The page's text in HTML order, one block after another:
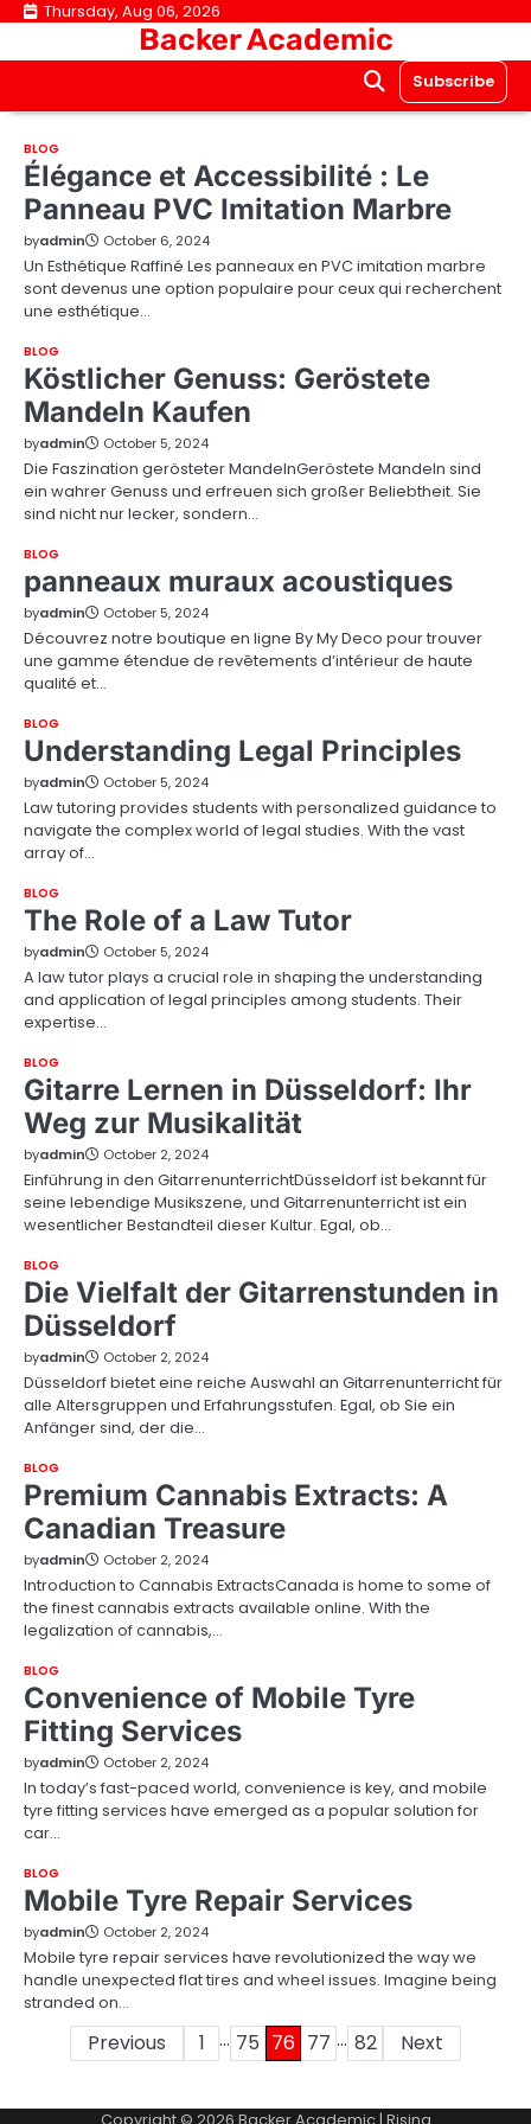
Skip
content
Thursday, Aug 06, 2026
Backer Academic
Subscribe
BLOG
Élégance et Accessibilité : Le
Panneau PVC Imitation Marbre
byadmin October 6, 2024
Un Esthétique Raffiné Les panneaux en PVC imitation marbre
sont devenus une option populaire pour ceux qui recherchent
une esthétique…
BLOG
Köstlicher Genuss: Geröstete
Mandeln Kaufen
byadmin October 5, 2024
Die Faszination gerösteter MandelnGeröstete Mandeln sind
ein wahrer Genuss und erfreuen sich großer Beliebtheit. Sie
sind nicht nur lecker, sondern…
BLOG
panneaux muraux acoustiques
byadmin October 5, 2024
Découvrez notre boutique en ligne By My Deco pour trouver
une gamme étendue de revêtements d’intérieur de haute
qualité et…
BLOG
Understanding Legal Principles
byadmin October 5, 2024
Law tutoring provides students with personalized guidance to
navigate the complex world of legal studies. With the vast
array of…
BLOG
The Role of a Law Tutor
byadmin October 5, 2024
A law tutor plays a crucial role in shaping the understanding
and application of legal principles among students. Their
expertise…
BLOG
Gitarre Lernen in Düsseldorf: Ihr
Weg zur Musikalität
byadmin October 2, 2024
Einführung in den GitarrenunterrichtDüsseldorf ist bekannt für
seine lebendige Musikszene, und Gitarrenunterricht ist ein
wesentlicher Bestandteil dieser Kultur. Egal, ob…
BLOG
Die Vielfalt der Gitarrenstunden in
Düsseldorf
byadmin October 2, 2024
Düsseldorf bietet eine reiche Auswahl an Gitarrenunterricht für
alle Altersgruppen und Erfahrungsstufen. Egal, ob Sie ein
Anfänger sind, der die…
BLOG
Premium Cannabis Extracts: A
Canadian Treasure
byadmin October 2, 2024
Introduction to Cannabis ExtractsCanada is home to some of
the finest cannabis extracts available online. With the
legalization of cannabis,…
BLOG
Convenience of Mobile Tyre
Fitting Services
byadmin October 2, 2024
In today’s fast-paced world, convenience is key, and mobile
tyre fitting services have emerged as a popular solution for
car…
BLOG
Mobile Tyre Repair Services
byadmin October 2, 2024
Mobile tyre repair services have revolutionized the way we
handle unexpected flat tires and wheel issues. Imagine being
stranded on…
PostsPrevious 1 … 75 76 77 … 82 Next